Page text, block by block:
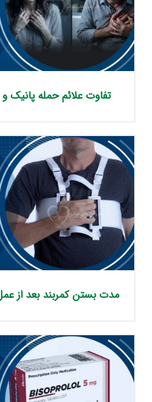
تفاوت علائم حمله
مدت بستن کمربند بعد از